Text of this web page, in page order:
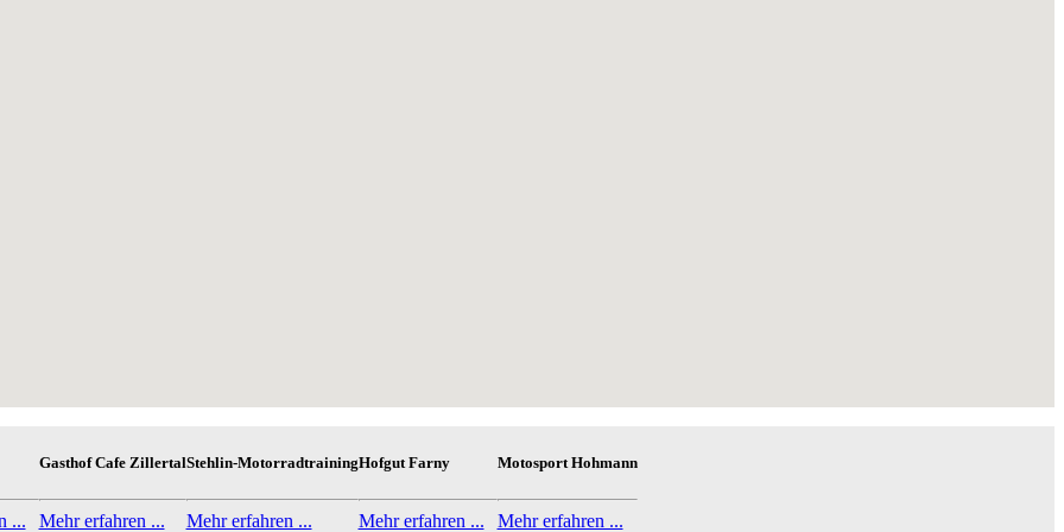
...
Gasthof Cafe Zillertal
Mehr erfahren ...
Stehlin-Motorradtraining
Mehr erfahren ...
Hofgut Farny
Mehr erfahren ...
Motosport Hohmann
Mehr erfahren ...